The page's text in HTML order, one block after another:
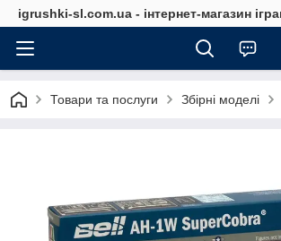
igrushki-sl.com.ua - інтернет-магазин
Товари та послуги Збірні моделі